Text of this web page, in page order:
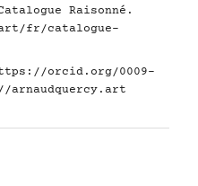
Raisonné.
fr/catalogue-
orcid.org/0009-
arnaudquercy.art